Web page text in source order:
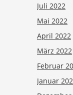
Juli 2022
Mai 2022
April 2022
März 2022
Februar
Januar